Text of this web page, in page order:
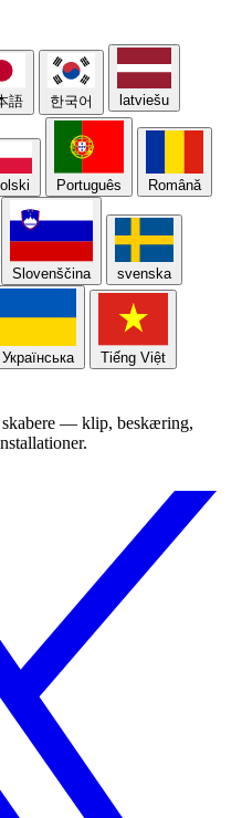
語 한국어 latviešu
Português Română
Slovenščina svenska
Українська Tiếng Việt
— klip, beskæring,